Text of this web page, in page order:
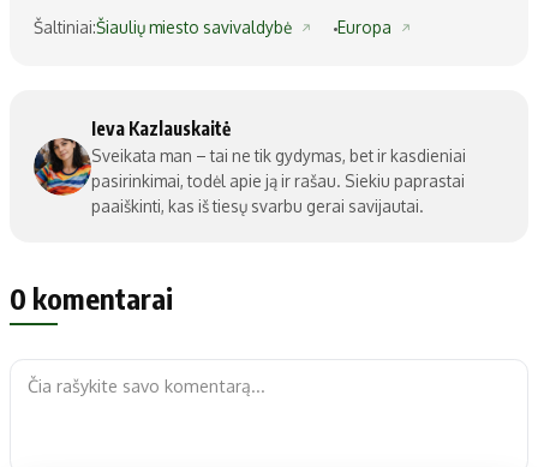
Šaltiniai:Šiaulių miesto savivaldybė Europa
Ieva Kazlauskaitė
Sveikata man – tai ne tik gydymas, bet ir kasdieniai
pasirinkimai, todėl apie ją ir rašau. Siekiu paprastai
paaiškinti, kas iš tiesų svarbu gerai savijautai.
0 komentarai